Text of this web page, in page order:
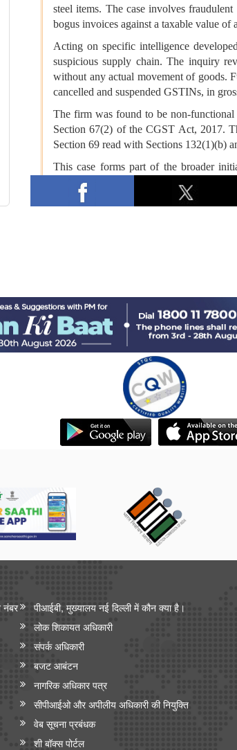
नंबर
पीआईबी, मुख्यालय नई दिल्ली में कौन क्या है।
लोक शिकायत अधिकारी
संपर्क अधिकारी
बजट आबंटन
नागरिक अधिकार पत्र
सीपीआईओ और अपी‍लीय अधिकारी की नियुक्ति
वेब सूचना प्रबंधक
शी बॉक्स पोर्टल